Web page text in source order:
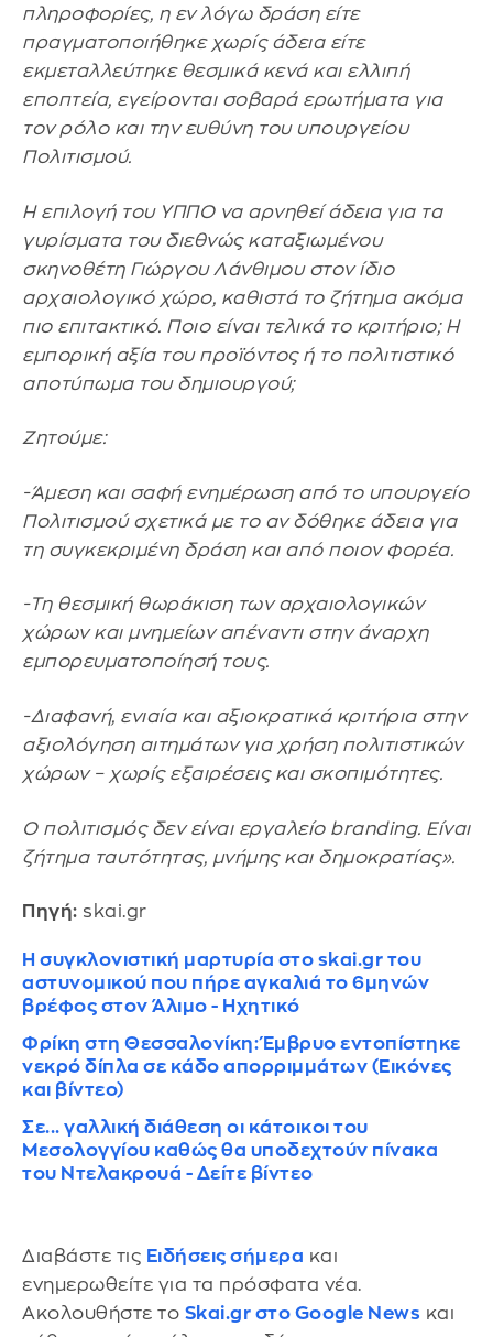
πληροφορίες, η εν λόγω δράση είτε
πραγματοποιήθηκε χωρίς άδεια είτε
εκμεταλλεύτηκε θεσμικά κενά και ελλιπή
εποπτεία, εγείρονται σοβαρά ερωτήματα για
τον ρόλο και την ευθύνη του υπουργείου
Πολιτισμού.
Η επιλογή του ΥΠΠΟ να αρνηθεί άδεια για τα
γυρίσματα του διεθνώς καταξιωμένου
σκηνοθέτη Γιώργου Λάνθιμου στον ίδιο
αρχαιολογικό χώρο, καθιστά το ζήτημα ακόμα
πιο επιτακτικό. Ποιο είναι τελικά το κριτήριο; Η
εμπορική αξία του προϊόντος ή το πολιτιστικό
αποτύπωμα του δημιουργού;
Ζητούμε:
-Άμεση και σαφή ενημέρωση από το υπουργείο
Πολιτισμού σχετικά με το αν δόθηκε άδεια για
τη συγκεκριμένη δράση και από ποιον φορέα.
-Τη θεσμική θωράκιση των αρχαιολογικών
χώρων και μνημείων απέναντι στην άναρχη
εμπορευματοποίησή τους.
-Διαφανή, ενιαία και αξιοκρατικά κριτήρια στην
αξιολόγηση αιτημάτων για χρήση πολιτιστικών
χώρων – χωρίς εξαιρέσεις και σκοπιμότητες.
Ο πολιτισμός δεν είναι εργαλείο branding. Είναι
ζήτημα ταυτότητας, μνήμης και δημοκρατίας».
Πηγή: skai.gr
Η συγκλονιστική μαρτυρία στο skai.gr του
αστυνομικού που πήρε αγκαλιά το 6μηνών
βρέφος στον Άλιμο - Ηχητικό
Φρίκη στη Θεσσαλονίκη: Έμβρυο εντοπίστηκε
νεκρό δίπλα σε κάδο απορριμμάτων (Εικόνες
και βίντεο)
Σε... γαλλική διάθεση οι κάτοικοι του
Μεσολογγίου καθώς θα υποδεχτούν πίνακα
του Ντελακρουά - Δείτε βίντεο
Διαβάστε τις Ειδήσεις σήμερα και
ενημερωθείτε για τα πρόσφατα νέα.
Ακολουθήστε το Skai.gr στο Google News και